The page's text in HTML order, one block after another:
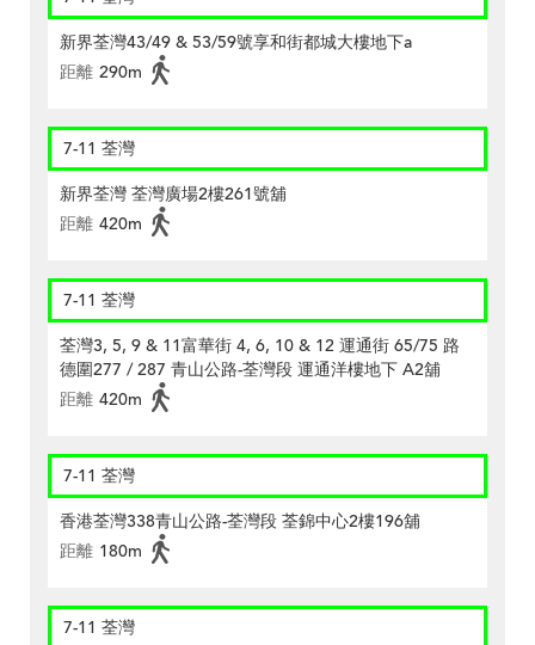
新界荃灣43/49 & 53/59號享和街都城大樓地下a
距離 290m
7-11 荃灣
新界荃灣 荃灣廣場2樓261號舖
距離 420m
7-11 荃灣
荃灣3, 5, 9 & 11富華街 4, 6, 10 & 12 運通街 65/75 路
德圍277 / 287 青山公路-荃灣段 運通洋樓地下 A2舖
距離 420m
7-11 荃灣
香港荃灣338青山公路-荃灣段 荃錦中心2樓196舖
距離 180m
7-11 荃灣